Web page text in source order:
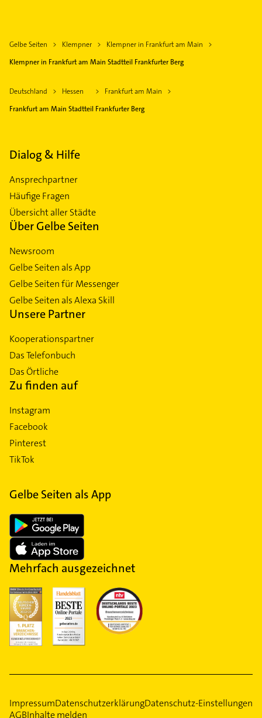
Gelbe Seiten Klempner
Klempner in Frankfurt am Main
Klempner in Frankfurt am Main Stadtteil Frankfurter Berg
Deutschland Hessen
Frankfurt am Main
Frankfurt am Main Stadtteil Frankfurter Berg
Dialog & Hilfe
Ansprechpartner
Häufige Fragen
Übersicht aller Städte
Über Gelbe Seiten
Newsroom
Gelbe Seiten als App
Gelbe Seiten für Messenger
Gelbe Seiten als Alexa Skill
Unsere Partner
Kooperationspartner
Das Telefonbuch
Das Örtliche
Zu finden auf
Instagram
Facebook
Pinterest
TikTok
Gelbe Seiten als App
Mehrfach ausgezeichnet
ImpressumDatenschutzerklärungDatenschutz-Einstellungen
AGBInhalte melden